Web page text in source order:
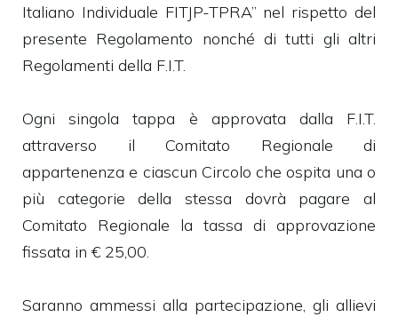
Italiano Individuale FITJP-TPRA” nel rispetto del
presente Regolamento nonché di tutti gli altri
Regolamenti della F.I.T.
Ogni singola tappa è approvata dalla F.I.T.
attraverso il Comitato Regionale di
appartenenza e ciascun Circolo che ospita una o
più categorie della stessa dovrà pagare al
Comitato Regionale la tassa di approvazione
fissata in € 25,00.
Saranno ammessi alla partecipazione, gli allievi